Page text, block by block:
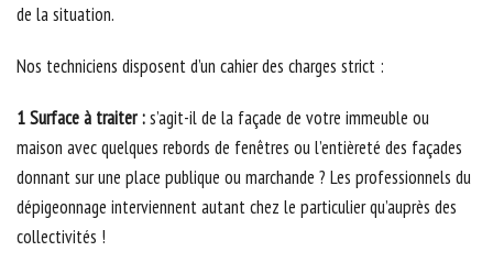
de la situation.
Nos techniciens disposent d’un cahier des charges strict :
1 Surface à traiter :s’agit-il de la façade de votre immeuble ou
maison avec quelques rebords de fenêtres ou l’entièreté des façades
donnant sur une place publique ou marchande ? Les professionnels du
dépigeonnage interviennent autant chez le particulier qu’auprès des
collectivités !